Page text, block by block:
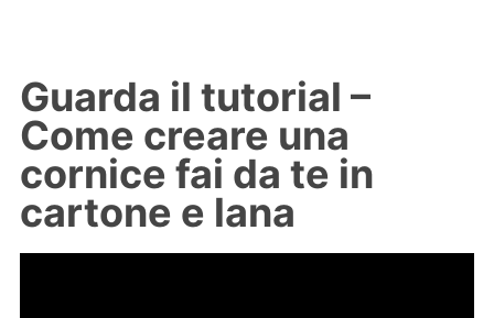
Guarda il tutorial –
Come creare una
cornice fai da te in
cartone e lana